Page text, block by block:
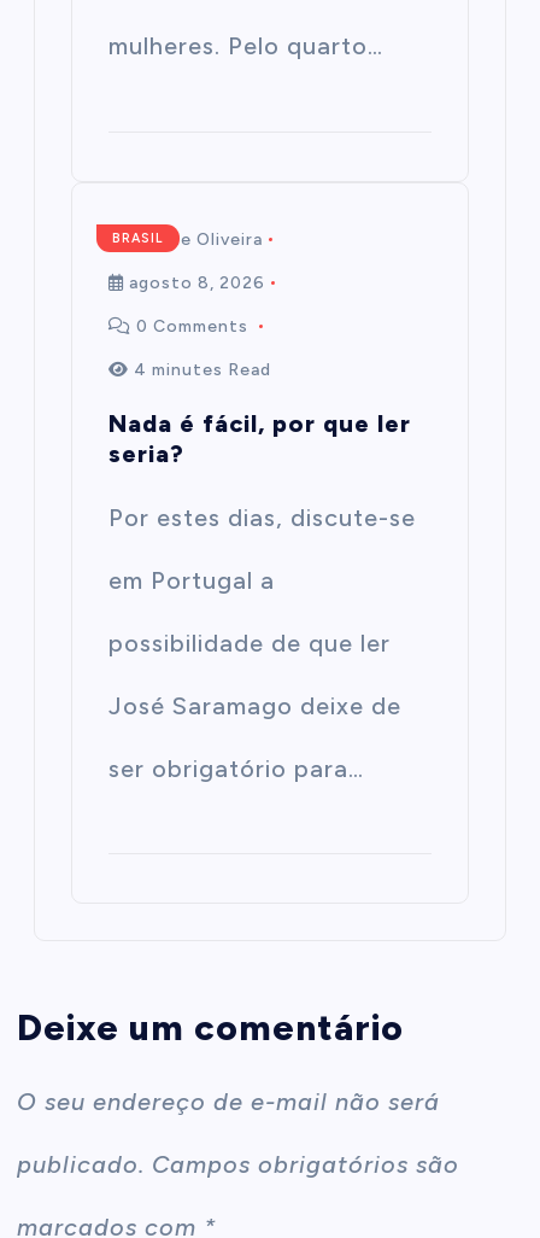
mulheres. Pelo quarto…
BRASIL
Mairim de Oliveira
agosto 8, 2026
0 Comments
4 minutes Read
Nada é fácil, por que ler
seria?
Por estes dias, discute-se
em Portugal a
possibilidade de que ler
José Saramago deixe de
ser obrigatório para…
Deixe um comentário
O seu endereço de e-mail não será
publicado. Campos obrigatórios são
marcados com *